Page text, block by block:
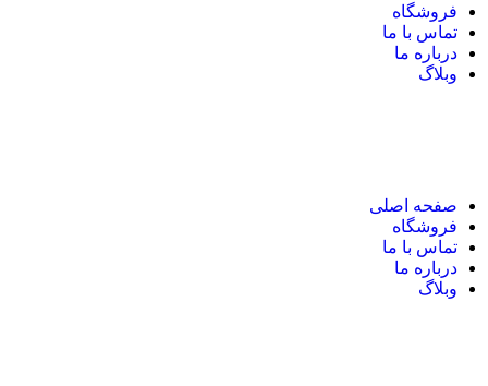
فروشگاه
تماس با ما
درباره ما
وبلاگ
صفحه اصلی
فروشگاه
تماس با ما
درباره ما
وبلاگ